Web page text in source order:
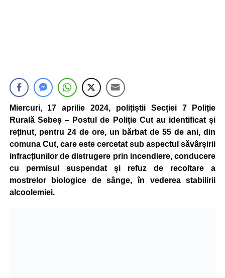
Miercuri, 17 aprilie 2024, polițiștii Secției 7 Poliție
Rurală Sebeș – Postul de Poliție Cut au identificat și
reținut, pentru 24 de ore, un bărbat de 55 de ani, din
comuna Cut, care este cercetat sub aspectul săvârșirii
infracțiunilor de distrugere prin incendiere, conducere
cu permisul suspendat și refuz de recoltare a
mostrelor biologice de sânge, în vederea stabilirii
alcoolemiei.